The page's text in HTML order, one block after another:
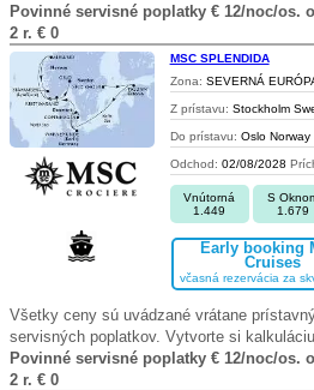
Povinné servisné poplatky € 12/noc/os.
2 r. € 0
MSC SPLENDIDA
Zona: SEVERNÁ
Z prístavu: Stockholm
Do prístavu: Oslo Norway
Odchod: 02/08/2028
Vnútorná
1.449
S
1.679
Early booking
Cruises
včasná rezervácia za
Všetky ceny sú uvádzané vrátane
servisných poplatkov. Vytvorte si
Povinné servisné poplatky € 12/noc/os.
2 r. € 0